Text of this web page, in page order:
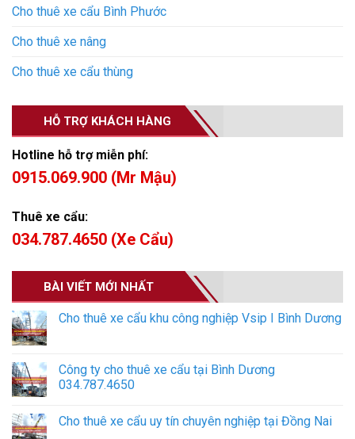
Cho thuê xe cẩu Bình Phước
Cho thuê xe nâng
Cho thuê xe cẩu thùng
HỖ TRỢ KHÁCH HÀNG
Hotline hỗ trợ miễn phí:
0915.069.900 (Mr Mậu)
Thuê xe cẩu:
034.787.4650 (Xe Cẩu)
BÀI VIẾT MỚI NHẤT
Cho thuê xe cẩu khu công nghiệp Vsip I Bình Dương
Công ty cho thuê xe cẩu tại Bình Dương
034.787.4650
Cho thuê xe cẩu uy tín chuyên nghiệp tại Đồng Nai